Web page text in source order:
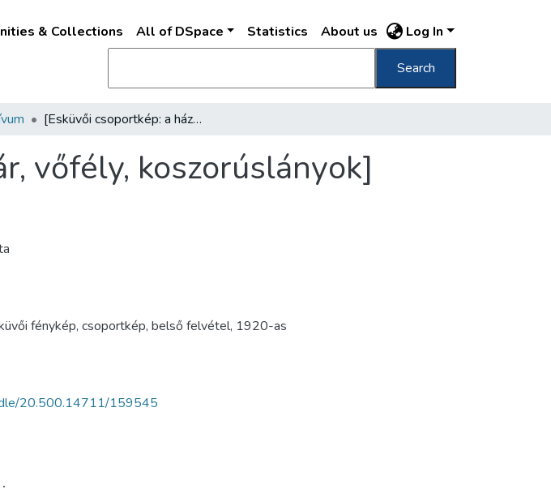
& Collections All of DSpace Statistics About us Log In
Search
[Esküvői csoportkép: a házaspár, vőfély, koszorúslányok]
vőfély, koszorúslányok]
fénykép, csoportkép, belső felvétel, 1920-as
20.500.14711/159545